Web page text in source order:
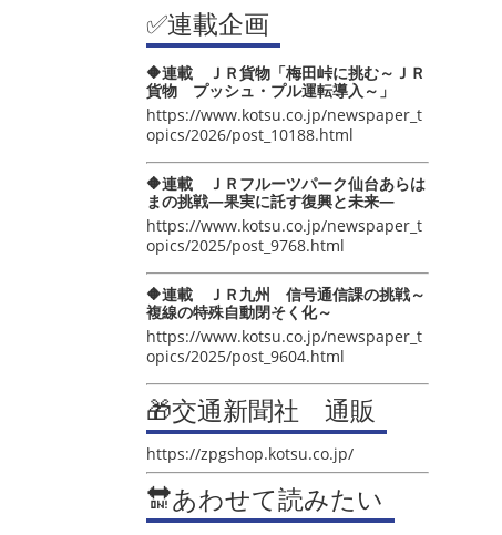
✅連載企画
🔶連載 ＪＲ貨物「梅田峠に挑む～ＪＲ
貨物 プッシュ・プル運転導入～」
https://www.kotsu.co.jp/newspaper_t
opics/2026/post_10188.html
🔶連載 ＪＲフルーツパーク仙台あらは
まの挑戦―果実に託す復興と未来―
https://www.kotsu.co.jp/newspaper_t
opics/2025/post_9768.html
🔶連載 ＪＲ九州 信号通信課の挑戦～
複線の特殊自動閉そく化～
https://www.kotsu.co.jp/newspaper_t
opics/2025/post_9604.html
🎁交通新聞社 通販
https://zpgshop.kotsu.co.jp/
🔛あわせて読みたい